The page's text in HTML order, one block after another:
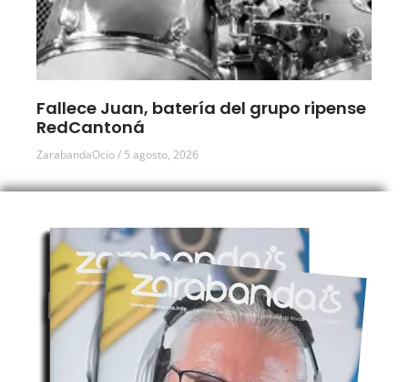
Fallece Juan, batería del grupo ripense
RedCantoná
ZarabandaOcio 5 agosto, 2026